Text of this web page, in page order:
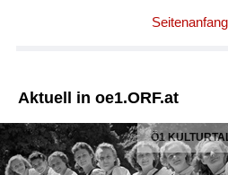
Seitenanfang
Aktuell in oe1.ORF.at
Ö1